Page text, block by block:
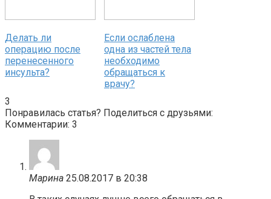
Делать ли
операцию после
перенесенного
инсульта?
Если ослаблена
одна из частей тела
необходимо
обращаться к
врачу?
3
Понравилась статья? Поделиться с друзьями:
Комментарии: 3
Марина 25.08.2017 в 20:38